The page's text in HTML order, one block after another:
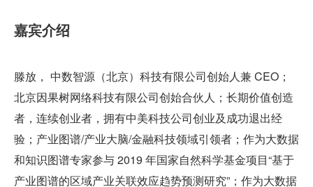
嘉宾介绍
滕放， 中数智源（北京）科技有限公司创始人兼 CEO；
北京因果树网络科技有限公司创始合伙人；长期价值创造
者，连续创业者，拥有中美科技公司创业及成功退出经
验；产业图谱/产业大脑/金融科技领域引领者；作为大数据
和知识图谱专家参与 2019 年国家自然科学基金项目“基于
产业图谱的区域产业关联效应趋势预测研究”；作为大数据